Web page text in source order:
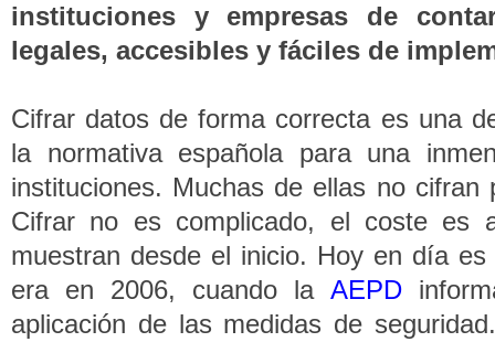
instituciones y empresas de
legales, accesibles y fáciles de
Cifrar datos de forma correcta es una
la normativa española para una
instituciones. Muchas de ellas no cifran
Cifrar no es complicado, el coste es
muestran desde el inicio. Hoy en día
era en 2006, cuando la AEPD
aplicación de las medidas de